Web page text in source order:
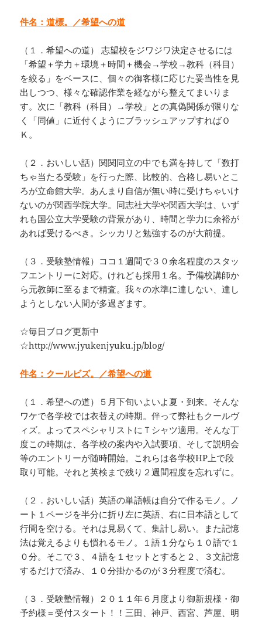
件名：道標。／希望への道
（１．希望への道） 志望校をジワジワ決定させるには
「希望＋学力＋環境＋時間＋機会→学校→教科（科目）
を絞る」をベースに、個々の御客様に応じた妥当性を見
出しつつ、様々な確認作業を経ながら整えてまいりま
す。次に「教科（科目）→学校」との真偽関係が限りな
く「同値」に近付くようにブラッシュアップすればＯ
Ｋ。
（２．おいしい話）関関同立の中でも満を持して「数打
ちゃ当たる受験」を行った際、比較的、合格し易いとこ
ろが立命館大学。あんまり自信が無い時に受けちゃいけ
ないのが関西学院大学。同志社大学や関西大学は、いず
れも国公立大学受験の背景があり、時間と学力に余裕が
あれば受けるべき。シッカリと勉強するのが大前提。
（３．受験塾情報）ココ１週間で３０余名程度のスタッ
フエントリーに対応。けれども採用１名。予備校講師か
ら元教師に至るまで精査。我々の水準に達しない、達し
ようとしない人間が多過ぎます。
☆毎日ブログ更新中
☆http://www.jyukenjyuku.jp/blog/
件名：クールビズ。／希望への道
（１．希望への道）５月下旬いよいよ夏・到来。そんな
ワケで各学校では衣替えの時期。伴って弊社もクールヴ
ィズ。よってスペシャリストにＴシャツ適用。そんな丁
度この時期は、各学校の案内や入試要項、そして説明会
等のエントリーが随時開始。これらは各学校HP上で段
取り可能。それと英検まで残り２週間程度を忘れずに。
（２．おいしい話）英語の単語帳は自分で作るモノ。ノ
ート１ページを半分に折り左に英語、右に日本語として
行間を空ける。それは見易くて、集計し易い。また記憶
法は覚えるよりも慣れるモノ。１語１分なら１０語で１
０分。そこで３、４語を１セットとすると２、３文記憶
するだけで済み、１０分掛かるのが３分程度で済む。
（３．受験塾情報）２０１１年６月度より御新規様・御
予約様＝受付スタート！！三田、神戸、西宮、芦屋、明